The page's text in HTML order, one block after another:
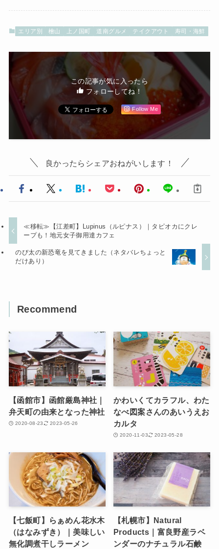
エリア別 檜山 上ノ国町 道南グルメ テイクアウト 寿司・海鮮
この記事が気に入ったら
フォローしてね！
Follow Me
良かったらシェアおねがいします！
≪移転≫【江差町】Lupinus（ルピナス）｜タピオカにクレ
ープも！地元女子御用達カフェ
のび太の新恐竜を見てきました（ネタバレちょっと
だけあり）
Recommend
【函館市】函館厳島神社｜
弁天町の由来となった神社
2020-08-23 2023-05-26
かわいくてカラフル、わた
なべ図案さんのあいうえお
カルタ
2020-11-03 2023-05-28
【七飯町】らぁめん花水木
（はなみずき）｜美味しい
無化調煮干しラーメン
【札幌市】Natural
Products｜富良野産ラベ
ンダーのナチュラル石鹸